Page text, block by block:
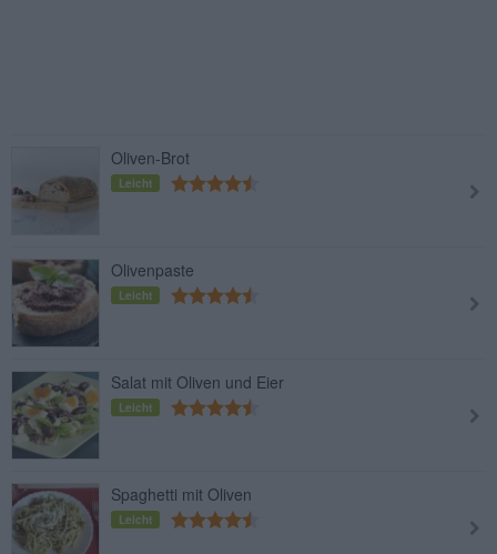
Oliven-Brot
Leicht
Olivenpaste
Leicht
Salat mit Oliven und Eier
Leicht
Spaghetti mit Oliven
Leicht